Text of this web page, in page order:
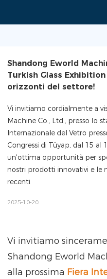
Shandong Eworld
Turkish Glass
orizzonti del settore!
Vi invitiamo cordialmente a
Machine Co., Ltd., presso lo
Internazionale del Vetro
Congressi di Tüyap, dal 15 al
un'ottima opportunità per
nostri prodotti innovativi e le
recenti.
2025-10-20
Vi invitiamo
Shandong Eworld
alla prossima Fiera